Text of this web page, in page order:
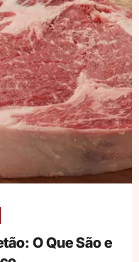
O Que São e